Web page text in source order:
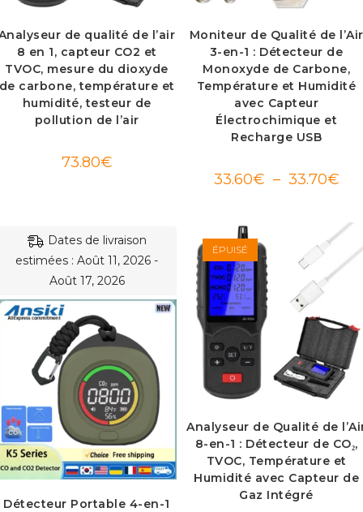
de qualité de l’air
8 en 1, capteur CO2 et
TVOC, mesure du dioxyde
carbone, température et
humidité, testeur de
pollution de l’air
73.80€
Moniteur de Qualité de l’Air
3-en-1 : Détecteur de
Monoxyde de Carbone,
Température et Humidité
avec Capteur
Électrochimique et
Recharge USB
33.60€ – 33.70€de
Dates de livraison
estimées : Août 11, 2026 -
Août 17, 2026
Détecteur Portable 4-en-1
ÉPUISÉ
Analyseur de Qualité de
8-en-1 : Détecteur de CO₂,
TVOC, Température et
Humidité avec Capteur de
Gaz Intégré